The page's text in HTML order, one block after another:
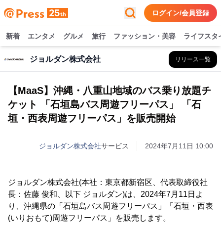
ログイン/会員登録
新着 エンタメ グルメ 旅行 ファッション・美容 ライフスタ
ジョルダン株式会社 リリース一覧
【MaaS】沖縄・八重山地域のバス乗り放題チ
ケット 「石垣島バス周遊フリーパス」 「石
垣・西表周遊フリーパス」を販売開始
ジョルダン株式会社サービス 2024年7月11日 10:00
ジョルダン株式会社(本社：東京都新宿区、代表取締役社
長：佐藤 俊和、以下 ジョルダン)は、2024年7月11日よ
り、沖縄県の「石垣島バス周遊フリーパス」「石垣・西表
(いりおもて)周遊フリーパス」を販売します。